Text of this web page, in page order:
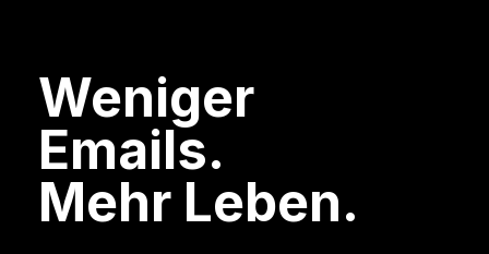
Weniger
Emails.
Mehr Leben.